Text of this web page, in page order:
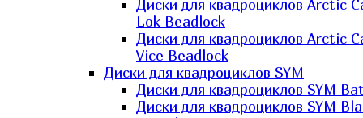
Диски для квадроциклов Arctic
Lok Beadlock
Диски для квадроциклов Arctic
Vice Beadlock
Диски для квадроциклов SYM
Диски для квадроциклов SYM
Диски для квадроциклов SYM